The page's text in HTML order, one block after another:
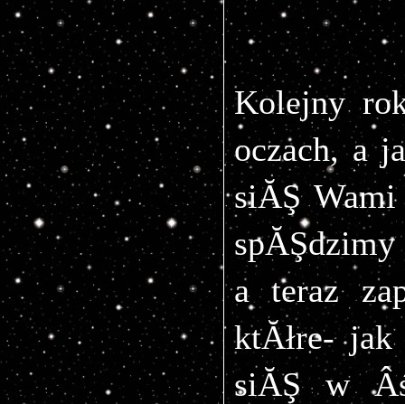
Kolejny
oczach, a
siĂŞ
a teraz
ktĂłre- jak
siĂŞ w